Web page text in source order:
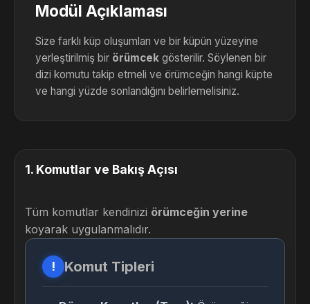
Modül Açıklaması
Size farklı küp oluşumları ve bir küpün yüzeyine
yerleştirilmiş bir örümcek gösterilir. Söylenen bir
dizi komutu takip etmeli ve örümceğin hangi küpte
ve hangi yüzde sonlandığını belirlemelisiniz.
1. Komutlar ve Bakış Açısı
Tüm komutlar kendinizi örümceğin yerine
koyarak uygulanmalıdır.
! Komut Tipleri